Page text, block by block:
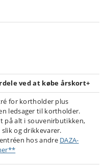
ved at købe årskort+
for kortholder plus
ledsager til kortholder.
på alt i souvenirbutikken,
og drikkevarer.
hos andre DAZA-